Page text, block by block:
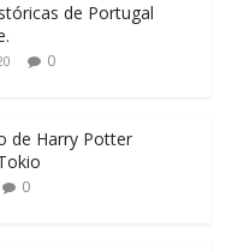
de Portugal
0
de Harry Potter
0